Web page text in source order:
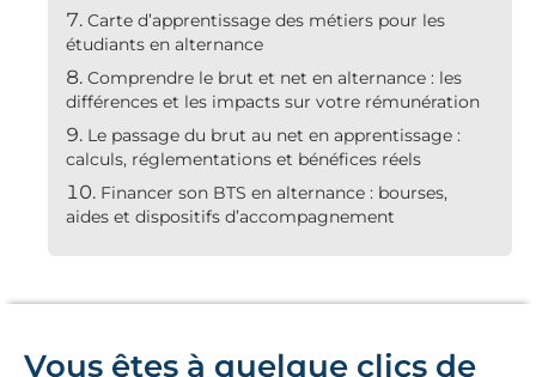
Carte d’apprentissage des métiers pour les
étudiants en alternance
Comprendre le brut et net en alternance : les
différences et les impacts sur votre rémunération
Le passage du brut au net en apprentissage :
calculs, réglementations et bénéfices réels
Financer son BTS en alternance : bourses,
aides et dispositifs d’accompagnement
Vous êtes à quelque clics de